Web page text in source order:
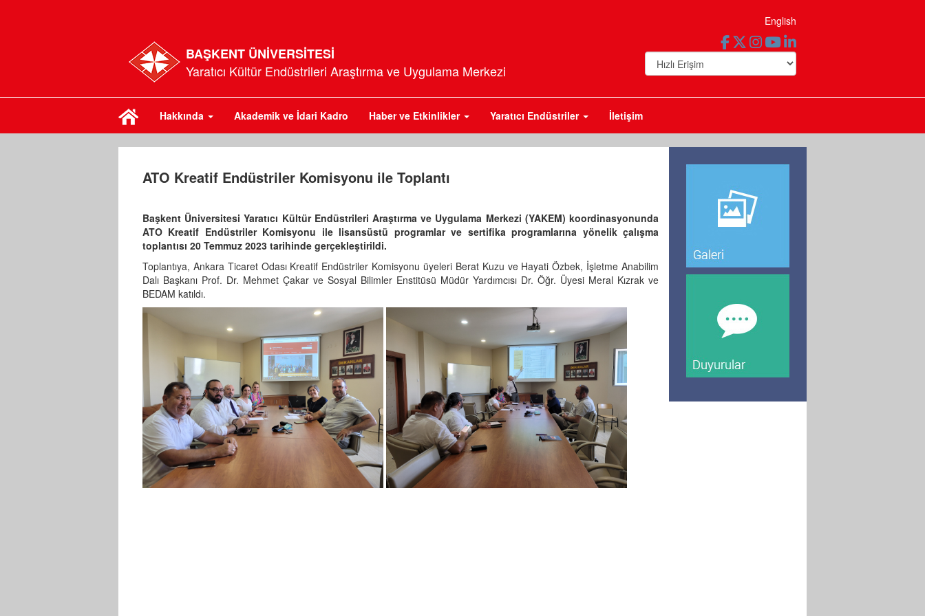
English
BAŞKENT ÜNİVERSİTESİ
Yaratıcı Kültür Endüstrileri Araştırma ve Uygulama Merkezi
Hakkında Akademik ve İdari Kadro Haber ve Etkinlikler Yaratıcı Endüstriler İletişim
ATO Kreatif Endüstriler Komisyonu ile Toplantı
Başkent Üniversitesi Yaratıcı Kültür Endüstrileri Araştırma ve Uygulama Merkezi (YAKEM) koordinasyonunda
ATO Kreatif Endüstriler Komisyonu ile lisansüstü programlar ve sertifika programlarına yönelik çalışma
toplantısı 20 Temmuz 2023 tarihinde gerçekleştirildi.
Toplantıya, Ankara Ticaret Odası Kreatif Endüstriler Komisyonu üyeleri Berat Kuzu ve Hayati Özbek, İşletme Anabilim
Dalı Başkanı Prof. Dr. Mehmet Çakar ve Sosyal Bilimler Enstitüsü Müdür Yardımcısı Dr. Öğr. Üyesi Meral Kızrak ve
BEDAM katıldı.